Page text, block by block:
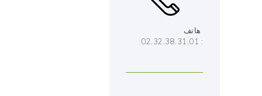
هاتف
: 02.32.38.31.01